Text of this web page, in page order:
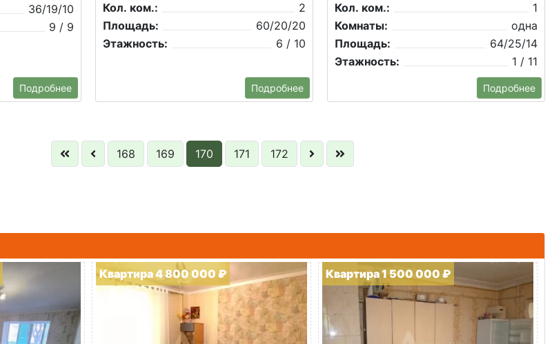
36/19/10
9 / 9
Подробнее
Кол. ком.:
2
Площадь:
60/20/20
Этажность:
6 / 10
Подробнее
Кол. ком.:
1
Комнаты:
одна
Площадь:
64/25/14
Этажность:
1 / 11
Подробнее
168 169 170 171 172
Квартира 4 800 000 ₽ Квартира 1 500 000 ₽